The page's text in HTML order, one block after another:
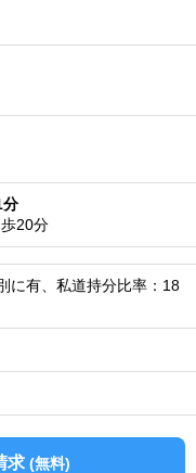
分
20分
に有、私道持分比率：18
求 (無料)